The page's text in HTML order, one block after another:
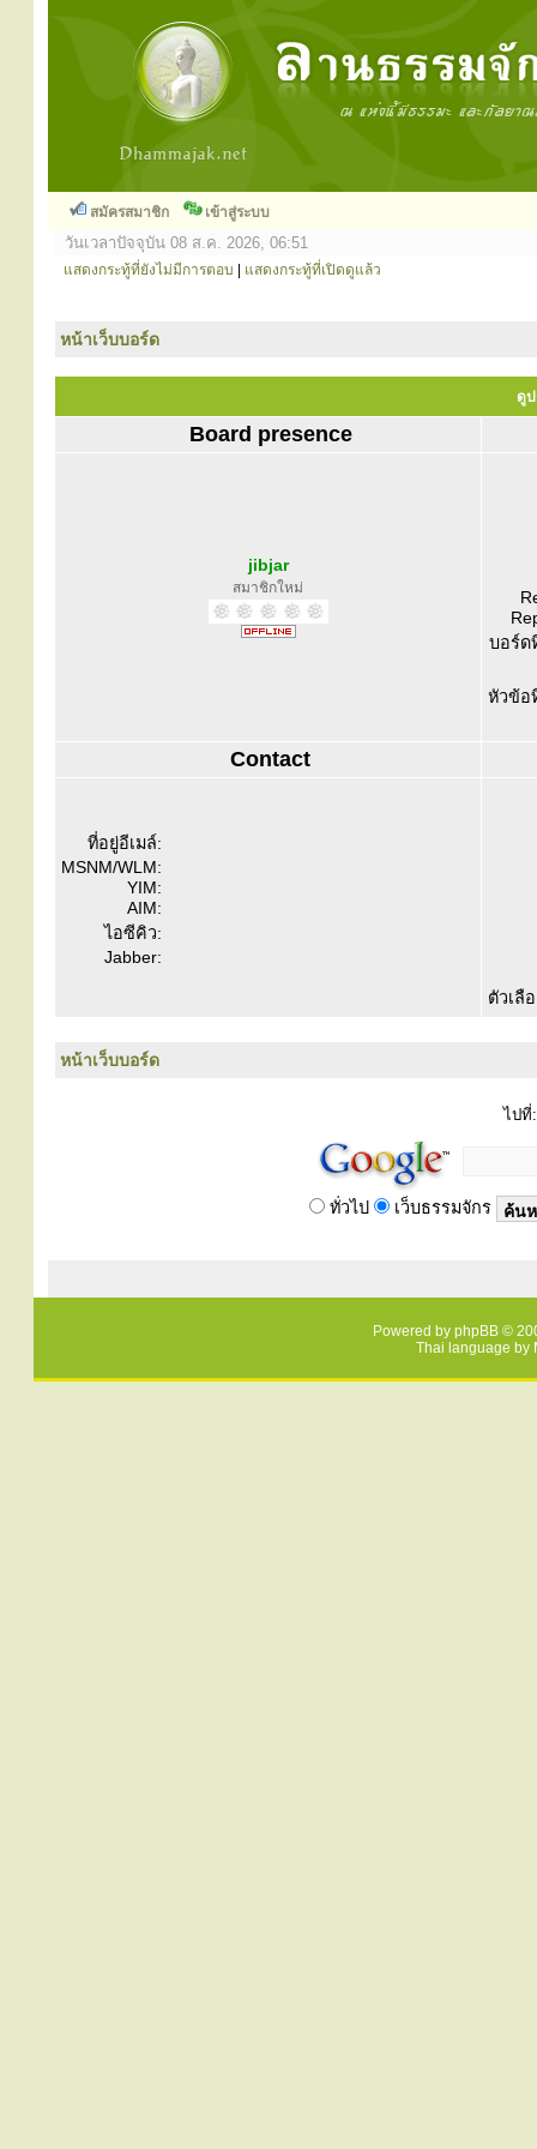
สมัครสมาชิก เข้าสู่ระบบ
วันเวลาปัจจุบัน 08 ส.ค. 2026, 06:51
แสดงกระทู้ที่ยังไม่มีการตอบ แสดงกระทู้ที่เปิดดูแล้ว
หน้าเว็บบอร์ด
ดูป
Board presence
jibjar
สมาชิกใหม่
บอร์ด
หัวข้อ
Contact
ที่อยู่อีเมล์:
MSNM/WLM:
YIM:
AIM:
ไอซีคิว:
Jabber:
ตัวเลื
หน้าเว็บบอร์ด
ไปที่:
ทั่วไป เว็บธรรมจักร
Powered by phpBB ©
Thai language by